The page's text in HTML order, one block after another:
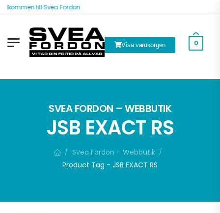
till Svea Fordon
Visa varukorgen 0
SVEA FORDON – WEBBUTIK
JSB EXACT RS
/ Svea Fordon – Webbutik /
Product Tag - JSB EXACT RS